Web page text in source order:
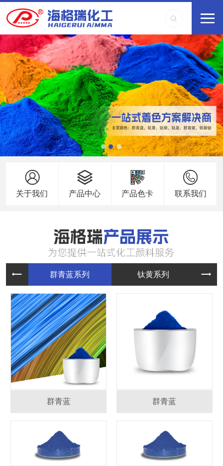
关于我们 产品中心 产品色卡 联系我们
群青蓝系 钛黄系列
群青蓝 群青蓝